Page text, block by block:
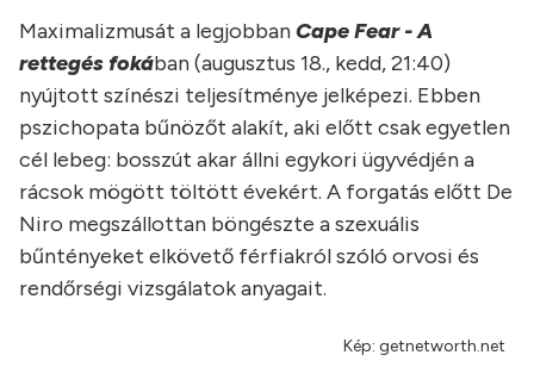
Maximalizmusát a legjobbanCape Fear - A
rettegés fokában (augusztus 18., kedd, 21:40)
nyújtott színészi teljesítménye jelképezi. Ebben
pszichopata bűnözőt alakít, aki előtt csak egyetlen
cél lebeg: bosszút akar állni egykori ügyvédjén a
rácsok mögött töltött évekért. A forgatás előtt De
Niro megszállottan böngészte a szexuális
bűntényeket elkövető férfiakról szóló orvosi és
rendőrségi vizsgálatok anyagait.
Kép: getnetworth.net